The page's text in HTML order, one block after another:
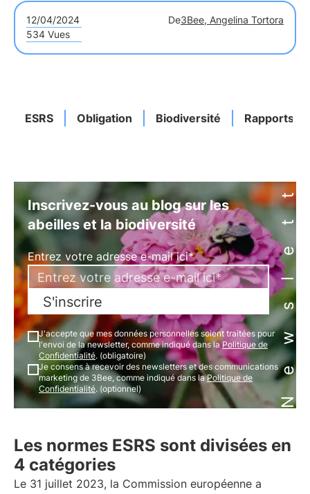
12/04/2024 De3Bee, Angelina Tortora
534 Vues
ESRS Obligation Biodiversité Rapports
Newsletter
Inscrivez-vous au blog sur les
abeilles et la biodiversité
Entrez votre adresse e-mail ici*
S'inscrire
J'accepte que mes données personnelles soient traitées pour
l'envoi de la newsletter, comme indiqué dans laPolitique de
Confidentialité. (obligatoire)
Je consens à recevoir des newsletters et des communications
marketing de 3Bee, comme indiqué dans laPolitique de
Confidentialité. (optionnel)
Les normes ESRS sont divisées en
4 catégories
Le 31 juillet 2023, la Commission européenne a